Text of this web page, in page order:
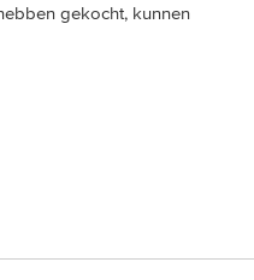
gekocht, kunnen